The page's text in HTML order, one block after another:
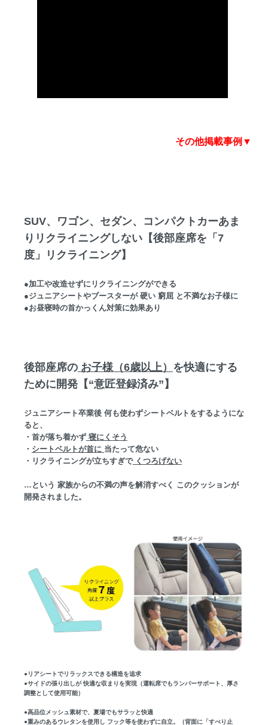
その他掲載事例▼
SUV、ワゴン、セダン、コンパクトカーあま
りリクライニングしない【後部座席を「7
度」リクライニング】
●加工や改造せずにリクライニングができる
●ジュニアシートやブースターが 硬い 窮屈 と不満なお子様に
●お昼寝時の首かっくん対策に効果あり
後部座席のお子様（6歳以上）
を快適にする
ために開発【“意匠登録済み”】
ジュニアシート卒業後 何も使わずシートベルトをするようにな
ると、
・首が落ち着かず寝にくそう
・ シートベルトが首に 当たって危ない
・リクライニングが立ちすぎでくつろげない
…という 家族からの不満の声を解消すべく このクッションが
開発されました。
●リアシートでリラックスできる構造を追求
●サイドの張り出しが 快適な収まりを実現（運転席でもランバーサポート、厚さ
調整として使用可能）
●高品位メッシュ素材で、夏場でもサラッと快適
●重みのあるウレタンを使用し フック等を使わずに自立。（背面に「すべり止